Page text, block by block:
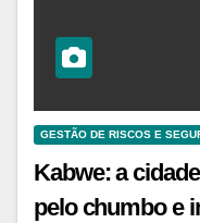
GESTÃO DE RISCOS E
Kabwe: a
pelo chumbo e